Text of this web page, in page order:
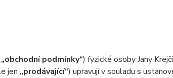
„obchodní podmínky“) fyzické osoby Jany
jen „prodávající“) upravují v souladu s